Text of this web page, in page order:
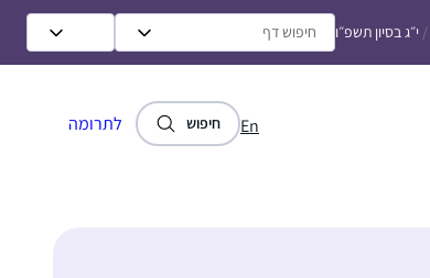
/ י״ג בסיון תשפ״ו
En חיפוש לתרומה